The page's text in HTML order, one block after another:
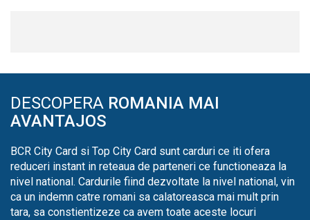
DESCOPERA ROMANIA MAI
AVANTAJOS
BCR City Card si Top City Card sunt carduri ce iti ofera
reduceri instant in reteaua de parteneri ce functioneaza la
nivel national. Cardurile fiind dezvoltate la nivel national, vin
ca un indemn catre romani sa calatoreasca mai mult prin
tara, sa constientizeze ca avem toate aceste locuri